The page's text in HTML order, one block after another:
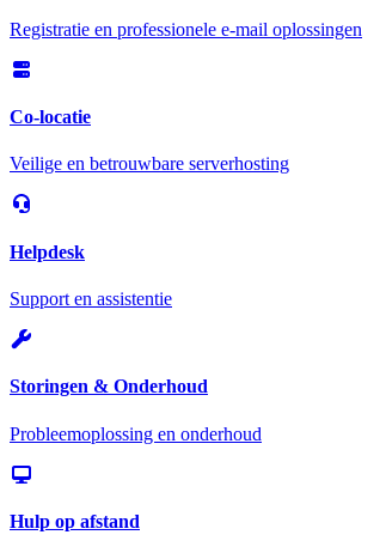
Registratie en professionele e-mail oplossingen
Co-locatie
Veilige en betrouwbare serverhosting
Helpdesk
Support en assistentie
Storingen & Onderhoud
Probleemoplossing en onderhoud
Hulp op afstand